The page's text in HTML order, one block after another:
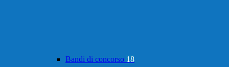
Bandi di concorso 18